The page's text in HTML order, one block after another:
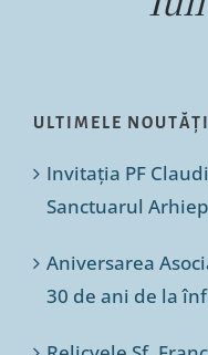
ULTIMELE NOUTĂȚI
Invitația PF
Sanctuarul
Aniversarea
30 de ani de la